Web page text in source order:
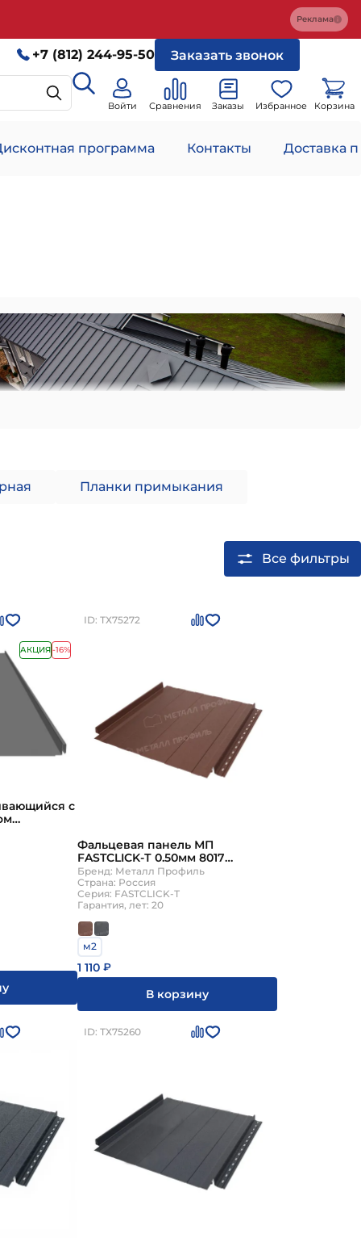
Реклама
+7 (812) 244-95-50 Заказать звонок
Войти Сравнения Заказы Избранное Корзина
программа Контакты Доставка
стыковки.
простой установкой.
к коррозии, а сталь - отличается
толщины могут образоваться
Тщательное изучение различных видов и их
Планки примыкания
Все фильтры
АКЦИЯ-16%
с
ID: ТХ75272
Фальцевая панель МП
FASTCLICK-Т 0.50мм 8017
(коричневый) MattMP {длины
по спецификации}
Бренд: Металл Профиль
Страна: Россия
Серия: FASTCLICK-Т
Гарантия, лет: 20
м2
1 110 ₽
В корзину
ID: ТХ75260